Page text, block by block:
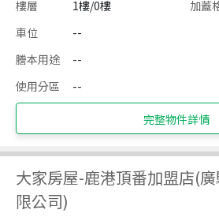
樓層
1樓/0樓 加蓋
車位
--
謄本用途
--
使用分區
--
完整物件詳情
大家房屋-鹿港頂番加盟店(
限公司)